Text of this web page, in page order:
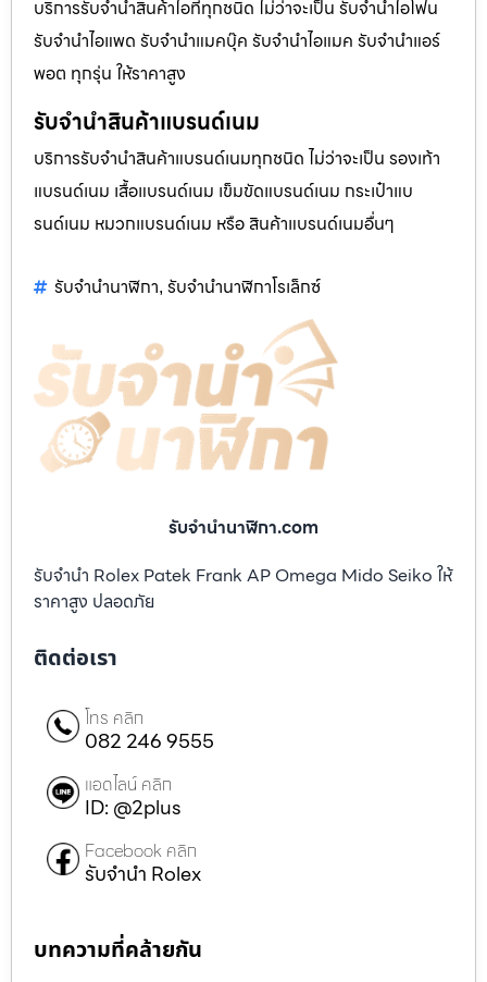
บริการรับจำนำสินค้าไอทีทุกชนิด ไม่ว่าจะเป็น รับจำนำไอโฟน
รับจำนำไอแพด รับจำนำแมคบุ๊ค รับจำนำไอแมค รับจำนำแอร์
พอต ทุกรุ่น ให้ราคาสูง
รับจำนำสินค้าแบรนด์เนม
บริการรับจำนำสินค้าแบรนด์เนมทุกชนิด ไม่ว่าจะเป็น รองเท้า
แบรนด์เนม เสื้อแบรนด์เนม เข็มขัดแบรนด์เนม กระเป๋าแบ
รนด์เนม หมวกแบรนด์เนม หรือ สินค้าแบรนด์เนมอื่นๆ
รับจำนำนาฬิกา, รับจำนำนาฬิกาโรเล็กซ์
รับจํานํานาฬิกา.com
รับจำนำ Rolex Patek Frank AP Omega Mido Seiko ให้
ราคาสูง ปลอดภัย
ติดต่อเรา
โทร คลิก
082 246 9555
แอดไลน์ คลิก
ID: @2plus
Facebook คลิก
รับจำนำ Rolex
บทความที่คล้ายกัน